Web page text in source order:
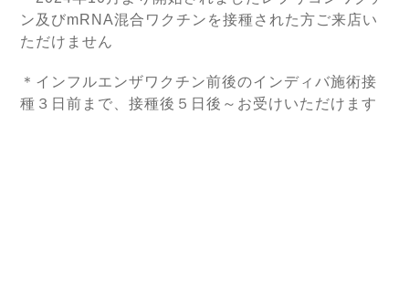
ン及びmRNA混合ワクチンを接種された方ご来店い
ただけません
＊インフルエンザワクチン前後のインディバ施術接
種３日前まで、接種後５日後～お受けいただけます